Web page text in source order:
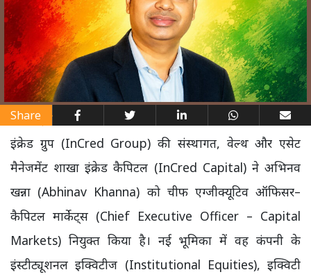
Share
इंक्रेड ग्रुप (InCred Group) की संस्थागत, वेल्थ और एसेट
मैनेजमेंट शाखा इंक्रेड कैपिटल (InCred Capital) ने अभिनव
खन्ना (Abhinav Khanna) को चीफ एग्जीक्यूटिव ऑफिसर–
कैपिटल मार्केट्स (Chief Executive Officer – Capital
Markets) नियुक्त किया है। नई भूमिका में वह कंपनी के
इंस्टीट्यूशनल इक्विटीज (Institutional Equities), इक्विटी